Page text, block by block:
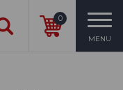
0
MENU